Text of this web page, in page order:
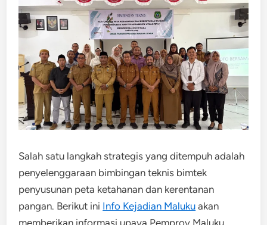
Salah satu langkah strategis yang ditempuh adalah
penyelenggaraan bimbingan teknis bimtek
penyusunan peta ketahanan dan kerentanan
pangan. Berikut ini Info Kejadian Maluku akan
memberikan informasi upaya Pemprov Maluku